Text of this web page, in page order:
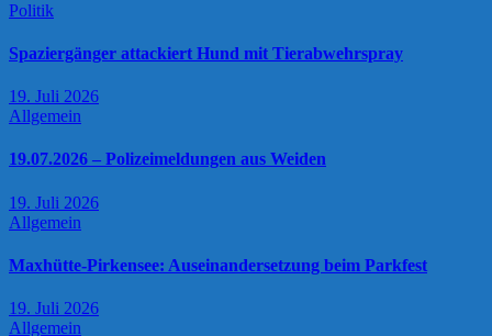
Politik
Spaziergänger attackiert Hund mit Tierabwehrspray
19. Juli 2026
Allgemein
19.07.2026 – Polizeimeldungen aus Weiden
19. Juli 2026
Allgemein
Maxhütte-Pirkensee: Auseinandersetzung beim Parkfest
19. Juli 2026
Allgemein